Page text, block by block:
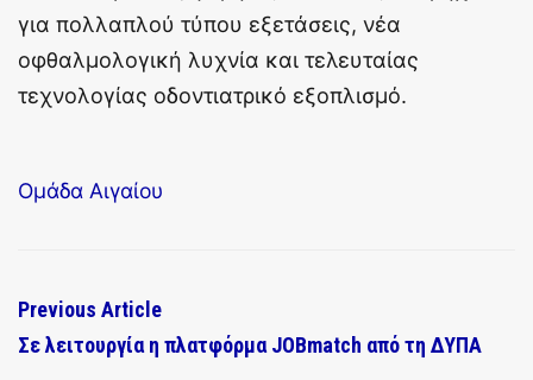
για πολλαπλού τύπου εξετάσεις, νέα
οφθαλμολογική λυχνία και τελευταίας
τεχνολογίας οδοντιατρικό εξοπλισμό.
Ομάδα Αιγαίου
Previous Article
Σε λειτουργία η πλατφόρμα JOBmatch από τη ΔΥΠΑ